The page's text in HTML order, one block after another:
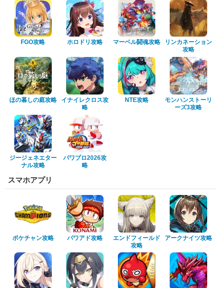
FGO攻略 ホロドリ攻略 マーベル闘魂攻略
リンカネーション
攻略
ほの暮しの庭攻略
イナイレクロス攻
略
NTE攻略
モンハンストーリ
ーズ3攻略
ジージェネエター
ナル攻略
パワプロ2026攻
略
スマホアプリ
ポケチャン攻略 パワアド攻略
エンドフィールド
攻略
アークナイツ攻略